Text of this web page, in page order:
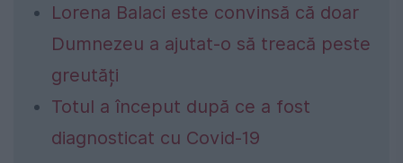
Lorena Balaci este convinsă că doar
Dumnezeu a ajutat-o să treacă peste
greutăți
Totul a început după ce a fost
diagnosticat cu Covid-19